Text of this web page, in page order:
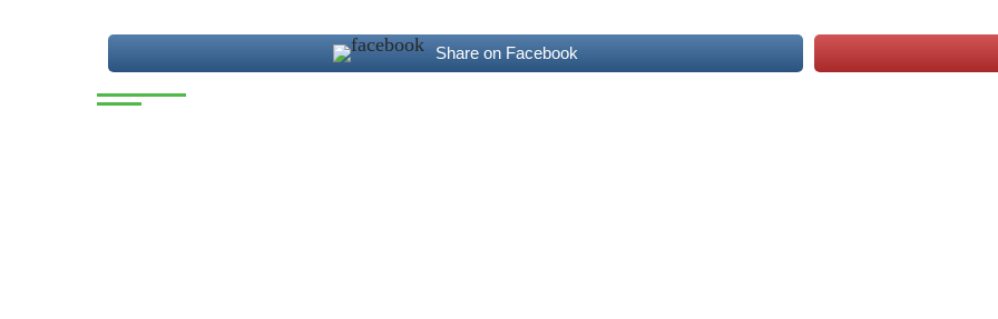
Share on Facebook